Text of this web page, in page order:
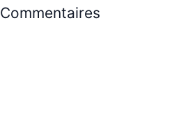
Commentaires